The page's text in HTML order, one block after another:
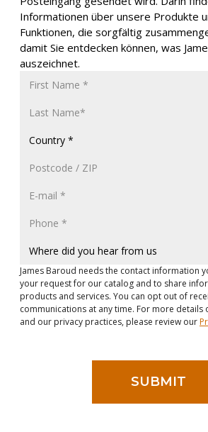
Informationen über unsere Produkte
Funktionen, die sorgfältig
damit Sie entdecken können, was
auszeichnet.
James Baroud needs the contact information
your request for our catalog and to share
products and services. You can opt out of
communications at any time. For more details
and our privacy practices, please review our